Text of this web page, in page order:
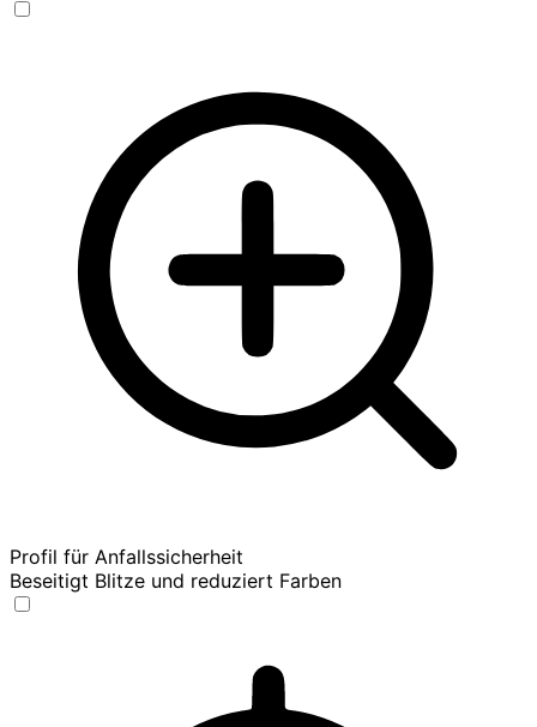
Profil für Anfallssicherheit
Beseitigt Blitze und reduziert Farben